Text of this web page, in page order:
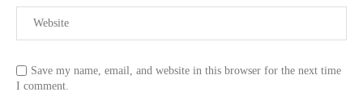
Save my name, email, and website in this browser for the next time
I comment.